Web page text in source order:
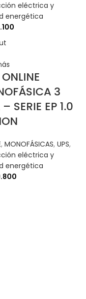
eléctrica y
energética
3
SERIE EP 1.0
, MONOFÁSICAS, UPS,
eléctrica y
energética